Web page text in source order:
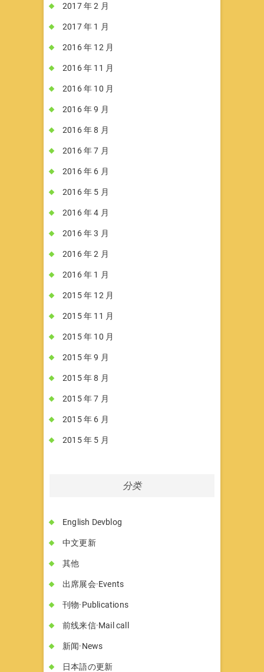
2017 年 2 月
2017 年 1 月
2016 年 12 月
2016 年 11 月
2016 年 10 月
2016 年 9 月
2016 年 8 月
2016 年 7 月
2016 年 6 月
2016 年 5 月
2016 年 4 月
2016 年 3 月
2016 年 2 月
2016 年 1 月
2015 年 12 月
2015 年 11 月
2015 年 10 月
2015 年 9 月
2015 年 8 月
2015 年 7 月
2015 年 6 月
2015 年 5 月
分类
English Devblog
中文更新
其他
出席展会·Events
刊物·Publications
前线来信·Mail call
新闻·News
日本語の更新